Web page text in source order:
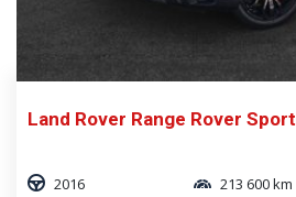
Land Rover Range Rover Sport
2016
213 600 km